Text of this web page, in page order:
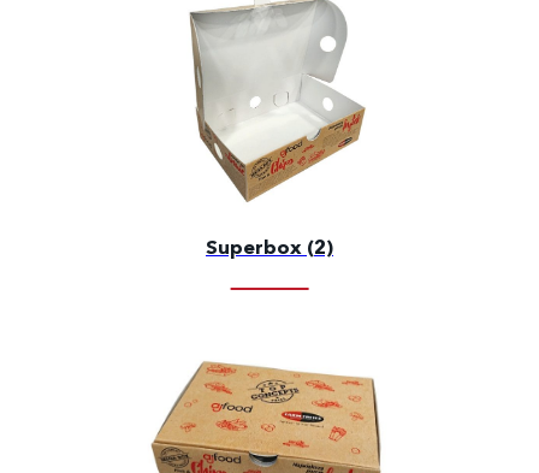
Superbox (2)